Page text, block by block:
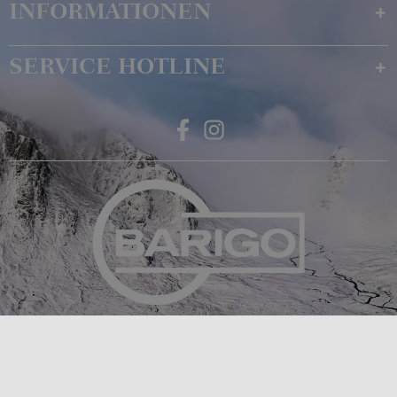
INFORMATIONEN
SERVICE HOTLINE